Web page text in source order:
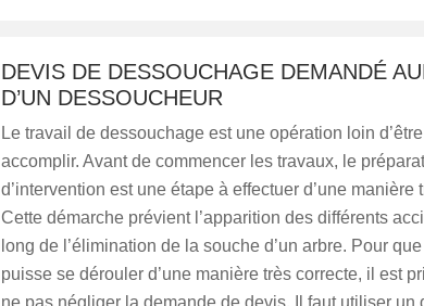
DEVIS DE DESSOUCHAGE DEMANDÉ
D’UN DESSOUCHEUR
Le travail de dessouchage est une opération loin
accomplir. Avant de commencer les travaux, le
d’intervention est une étape à effectuer d’une manière
Cette démarche prévient l’apparition des différents
long de l’élimination de la souche d’un arbre. Pour
puisse se dérouler d’une manière très correcte, il est
ne pas négliger la demande de devis. Il faut utiliser un